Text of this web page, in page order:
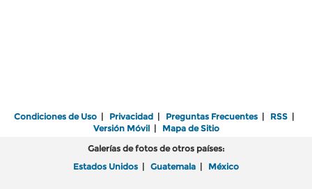
Condiciones de Uso | Privacidad | Preguntas Frecuentes | RSS |
Versión Móvil| Mapa de Sitio
Galerías de fotos de otros países:
Estados Unidos | Guatemala | México